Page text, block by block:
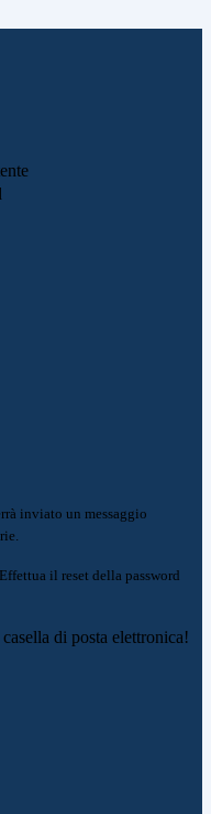
inviato un messaggio
il reset della password
di posta elettronica!